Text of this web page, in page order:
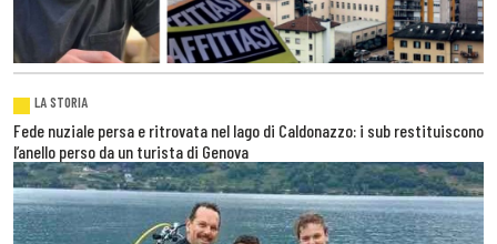
LA STORIA
Fede nuziale persa e ritrovata nel lago di Caldonazzo: i sub restituiscono
l’anello perso da un turista di Genova